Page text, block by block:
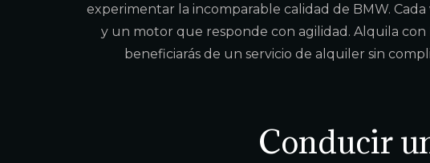
experimentar la incomparable calidad de BMW.
y un motor que responde con agilidad. Alquila
beneficiarás de un servicio de alquiler sin
Conducir